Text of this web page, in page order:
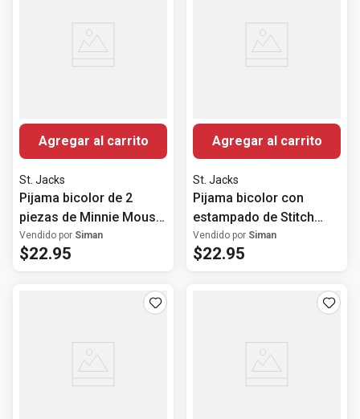
Agregar al carrito
St. Jacks
Pijama bicolor de 2
piezas de Minnie Mouse
para niña
Vendido por Siman
$22.95
Agregar al carrito
St. Jacks
Pijama bicolor con
estampado de Stitch
para niña
Vendido por Siman
$22.95